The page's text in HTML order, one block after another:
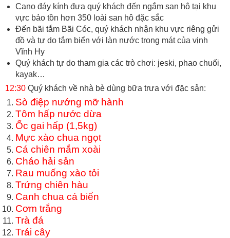
Cano đáy kính đưa quý khách đến ngắm san hô tại khu
vực bảo tồn hơn 350 loài san hô đặc sắc
Đến bãi tắm Bãi Cóc, quý khách nhận khu vực riêng gửi
đồ và tự do tắm biển với làn nước trong mát của vịnh
Vĩnh Hy
Quý khách tự do tham gia các trò chơi: jeski, phao chuối,
kayak…
12:30 Quý khách về nhà bè dùng bữa trưa với đặc sản:
Sò điệp nướng mỡ hành
Tôm hấp nước dừa
Ốc gai hấp (1,5kg)
Mực xào chua ngọt
Cá chiên mắm xoài
Cháo hải sản
Rau muống xào tỏi
Trứng chiên hàu
Canh chua cá biển
Cơm trắng
Trà đá
Trái cây